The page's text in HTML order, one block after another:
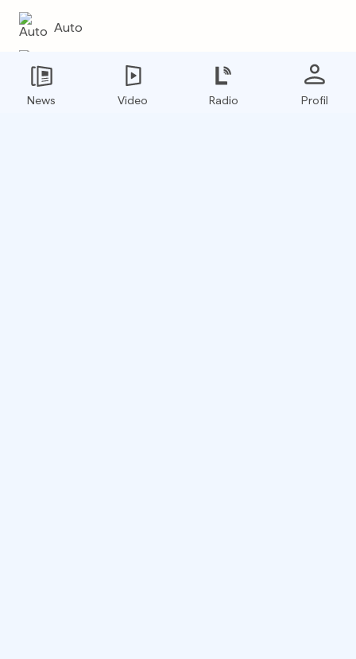
Auto
News Video Radio Profil